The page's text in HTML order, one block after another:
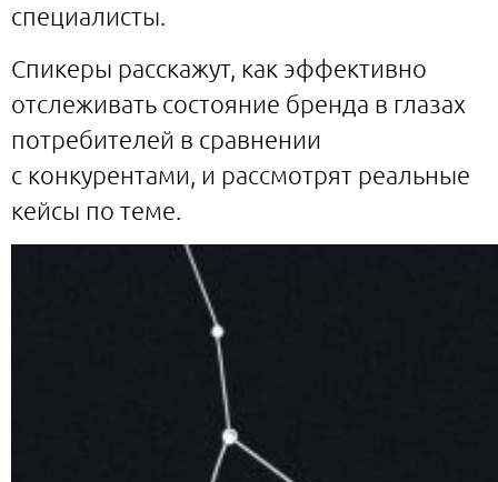
специалисты.
Спикеры расскажут, как эффективно
отслеживать состояние бренда в глазах
потребителей в сравнении
с конкурентами, и рассмотрят реальные
кейсы по теме.